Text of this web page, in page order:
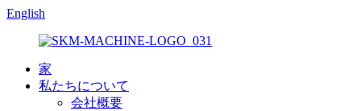
English
家
私たちについて
会社概要